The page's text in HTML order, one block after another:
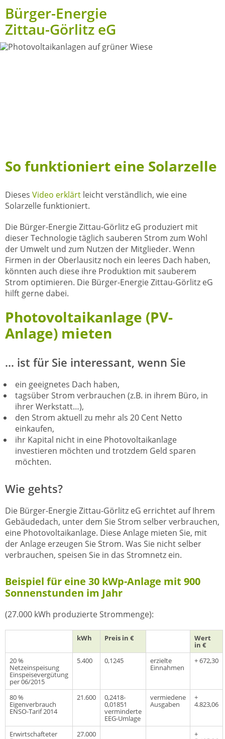
Bürger-Energie
Zittau-Görlitz eG
So funktioniert eine Solarzelle
Dieses Video erklärt leicht verständlich, wie eine
Solarzelle funktioniert.
Die Bürger-Energie Zittau-Görlitz eG produziert mit
dieser Technologie täglich sauberen Strom zum Wohl
der Umwelt und zum Nutzen der Mitglieder. Wenn
Firmen in der Oberlausitz noch ein leeres Dach haben,
könnten auch diese ihre Produktion mit sauberem
Strom optimieren. Die Bürger-Energie Zittau-Görlitz eG
hilft gerne dabei.
Photovoltaikanlage (PV-
Anlage) mieten
… ist für Sie interessant, wenn Sie
ein geeignetes Dach haben,
tagsüber Strom verbrauchen (z.B. in ihrem Büro, in
ihrer Werkstatt…),
den Strom aktuell zu mehr als 20 Cent Netto
einkaufen,
ihr Kapital nicht in eine Photovoltaikanlage
investieren möchten und trotzdem Geld sparen
möchten.
Wie gehts?
Die Bürger-Energie Zittau-Görlitz eG errichtet auf Ihrem
Gebäudedach, unter dem Sie Strom selber verbrauchen,
eine Photovoltaikanlage. Diese Anlage mieten Sie, mit
der Anlage erzeugen Sie Strom. Was Sie nicht selber
verbrauchen, speisen Sie in das Stromnetz ein.
Beispiel für eine 30 kWp-Anlage mit 900
Sonnenstunden im Jahr
(27.000 kWh produzierte Strommenge):
kWh Preis in € Wert
in €
20 %
Netzeinspeisung
Einspeisevergütung
per 06/2015
5.400 0,1245 erzielte
Einnahmen
+ 672,30
80 %
Eigenverbrauch
ENSO-Tarif 2014
21.600 0,2418-
0,01851
verminderte
EEG-Umlage
vermiedene
Ausgaben
+
4.823,06
Erwirtschafteter 27.000 +